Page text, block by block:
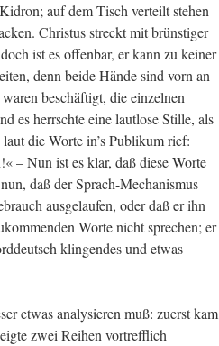
auf dem Tisch verteilt stehen
Christus streckt mit brünstiger
ist es offenbar, er kann zu keiner
denn beide Hände sind vorn an
beschäftigt, die einzelnen
es herrschte eine lautlose Stille, als
die Worte in’s Publikum rief:
– Nun ist es klar, daß diese Worte
daß der Sprach-Mechanismus
ausgelaufen, oder daß er ihn
Worte nicht sprechen; er
klingendes und etwas
etwas analysieren muß: zuerst kam
zwei Reihen vortrefflich